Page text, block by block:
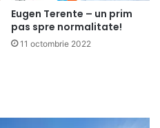
Eugen Terente – un prim
pas spre normalitate!
11 octombrie 2022